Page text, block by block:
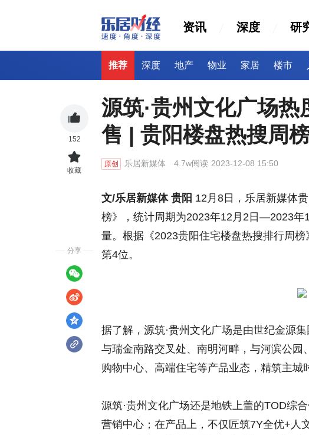
资讯 深度 研
推荐 深度 地产 物业 家居 楼市
源筑·贵州文化广场
售 | 贵阳楼盘热搜周
原创 乐居新媒体 4.7w阅读 2023-12-08 15:50
文/乐居新媒体 贵阳 12月8日，乐居新媒体
榜》，统计周期为2023年12月2日—2023年
量。根据《2023贵阳住宅楼盘热搜排行周
第4位。
据了解，源筑·贵州文化广场是由世纪金源
与瑞金南路交叉处、南明河畔，与河滨公园
购物中心、高端住宅等产品业态，精筑主城
源筑·贵州文化广场还是地铁上盖的TOD综
营销中心；在产品上，不仅匠筑7Y全优+人
152
收藏
分享